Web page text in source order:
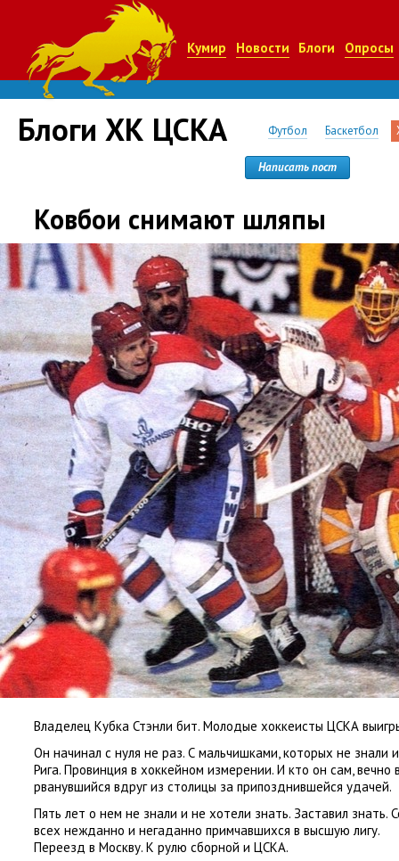
Кумир Новости Блоги Опросы
Блоги ХК ЦСКА Футбол Баскетбол
Написать пост
Ковбои снимают шляпы
Владелец Кубка Стэнли бит. Молодые хоккеисты ЦСКА
Он начинал с нуля не раз. С мальчишками, которых не знали
Рига. Провинция в хоккейном измерении. И кто он сам, вечно
рванувшийся вдруг из столицы за припозднившейся удачей.
Пять лет о нем не знали и не хотели знать. Заставил знать.
всех нежданно и негаданно примчавшихся в высшую лигу.
Переезд в Москву. К рулю сборной и ЦСКА.